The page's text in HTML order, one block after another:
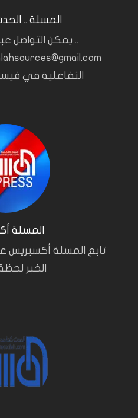
المسلة ..
.. يمكن التواصل
التفاعلية في
المسلة
تابع المسلة أكسبريس
الخبر